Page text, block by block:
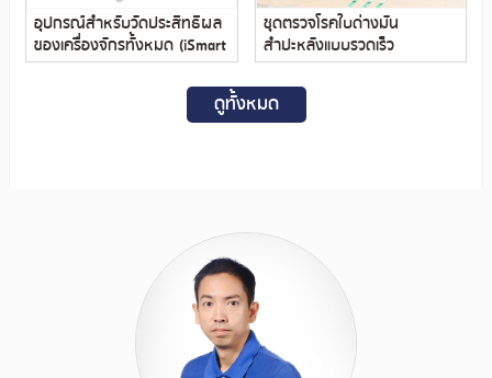
อุปกรณ์สำหรับวัดประสิทธิผล
ของเครื่องจักรทั้งหมด (iSmart
OEE) Version Basic
ชุดตรวจโรคใบด่างมัน
สำปะหลังแบบรวดเร็ว
(Immunochromatographic
strip test)
ดูทั้งหมด